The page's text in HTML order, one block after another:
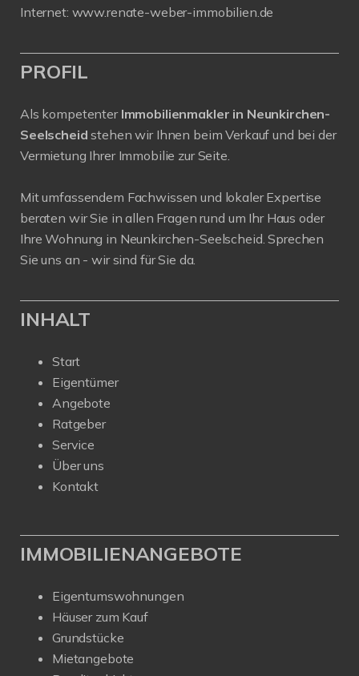
Internet: www.renate-weber-immobilien.de
PROFIL
Als kompetenter Immobilienmakler in Neunkirchen-
Seelscheidstehen wir Ihnen beim Verkauf und bei der
Vermietung Ihrer Immobilie zur Seite.
Mit umfassendem Fachwissen und lokaler Expertise
beraten wir Sie in allen Fragen rund um Ihr Haus oder
Ihre Wohnung in Neunkirchen-Seelscheid. Sprechen
Sie uns an - wir sind für Sie da.
INHALT
Start
Eigentümer
Angebote
Ratgeber
Service
Über uns
Kontakt
IMMOBILIENANGEBOTE
Eigentumswohnungen
Häuser zum Kauf
Grundstücke
Mietangebote